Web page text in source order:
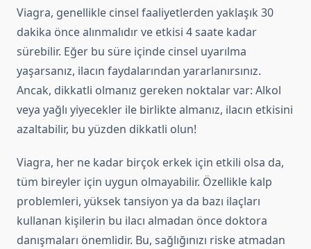
Viagra, genellikle cinsel faaliyetlerden yaklaşık 30
dakika önce alınmalıdır ve etkisi 4 saate kadar
sürebilir. Eğer bu süre içinde cinsel uyarılma
yaşarsanız, ilacın faydalarından yararlanırsınız.
Ancak, dikkatli olmanız gereken noktalar var: Alkol
veya yağlı yiyecekler ile birlikte almanız, ilacın etkisini
azaltabilir, bu yüzden dikkatli olun!
Viagra, her ne kadar birçok erkek için etkili olsa da,
tüm bireyler için uygun olmayabilir. Özellikle kalp
problemleri, yüksek tansiyon ya da bazı ilaçları
kullanan kişilerin bu ilacı almadan önce doktora
danışmaları önemlidir. Bu, sağlığınızı riske atmadan